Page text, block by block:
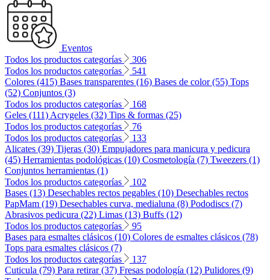
Eventos
Todos los productos categorías
306
Todos los productos categorías
541
Colores (415) Bases transparentes (16) Bases de color (55) Tops
(52) Conjuntos (3)
Todos los productos categorías
168
Geles (111) Acrygeles (32) Tips & formas (25)
Todos los productos categorías
76
Todos los productos categorías
133
Alicates (39) Tijeras (30) Empujadores para manicura y pedicura
(45) Herramientas podológicas (10) Cosmetología (7) Tweezers (1)
Conjuntos herramientas (1)
Todos los productos categorías
102
Bases (13) Desechables rectos pegables (10) Desechables rectos
PapMam (19) Desechables curva, medialuna (8) Pododiscs (7)
Abrasivos pedicura (22) Limas (13) Buffs (12)
Todos los productos categorías
95
Bases para esmaltes clásicos (10) Colores de esmaltes clásicos (78)
Tops para esmaltes clásicos (7)
Todos los productos categorías
137
Cuticula (79) Para retirar (37) Fresas podología (12) Pulidores (9)